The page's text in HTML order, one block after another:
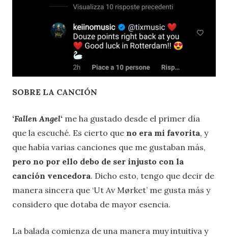
SOBRE LA CANCIÓN
‘Fallen Angel‘ me ha gustado desde el primer día
que la escuché. Es cierto que no era mi favorita, y
que había varias canciones que me gustaban más,
pero no por ello debo de ser injusto con la
canción vencedora. Dicho esto, tengo que decir de
manera sincera que ‘Ut Av Mørket’ me gusta más y
considero que dotaba de mayor esencia.
La balada comienza de una manera muy intuitiva y